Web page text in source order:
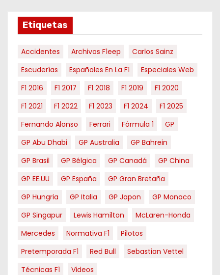
s
Etiquetas
Accidentes Archivos F1eep
Carlos Sainz
Escuderías
Españoles En La F1
Especiales Web
F1 2016
F1 2017 F1 2018 F1 2019
F1 2020
F1 2021
F1 2022 F1 2023 F1 2024
F1 2025
Fernando Alonso
Ferrari Fórmula 1
GP
GP Abu Dhabi
GP Australia
GP Bahrein
GP Brasil
GP Bélgica GP Canadá
GP China
GP EE.UU
GP España
GP Gran Bretaña
GP Hungria
GP Italia GP Japon
GP Monaco
GP Singapur
Lewis Hamilton
McLaren-Honda
Mercedes
Normativa F1
Pilotos
Pretemporada F1
Red Bull
Sebastian Vettel
Técnicas F1
Videos